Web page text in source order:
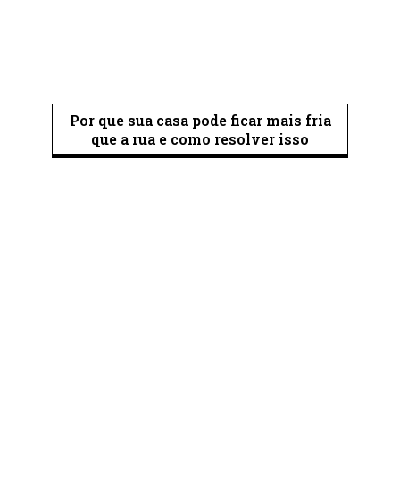
Por que sua casa pode ficar mais fria
que a rua e como resolver isso